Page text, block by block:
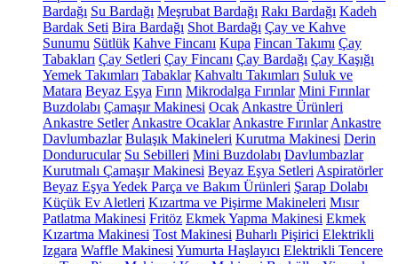
Bardağı Su Bardağı Meşrubat Bardağı Rakı Bardağı Kadeh
Bardak Seti Bira Bardağı Shot Bardağı Çay ve Kahve
Sunumu Sütlük Kahve Fincanı Kupa Fincan Takımı Çay
Tabakları Çay Setleri Çay Fincanı Çay Bardağı Çay Kaşığı
Yemek Takımları Tabaklar Kahvaltı Takımları Suluk ve
Matara Beyaz Eşya Fırın Mikrodalga Fırınlar Mini Fırınlar
Buzdolabı Çamaşır Makinesi Ocak Ankastre Ürünleri
Ankastre Setler Ankastre Ocaklar Ankastre Fırınlar Ankastre
Davlumbazlar Bulaşık Makineleri Kurutma Makinesi Derin
Dondurucular Su Sebilleri Mini Buzdolabı Davlumbazlar
Kurutmalı Çamaşır Makinesi Beyaz Eşya Setleri Aspiratörler
Beyaz Eşya Yedek Parça ve Bakım Ürünleri Şarap Dolabı
Küçük Ev Aletleri Kızartma ve Pişirme Makineleri Mısır
Patlatma Makinesi Fritöz Ekmek Yapma Makinesi Ekmek
Kızartma Makinesi Tost Makinesi Buharlı Pişirici Elektrikli
Izgara Waffle Makinesi Yumurta Haşlayıcı Elektrikli Tencere